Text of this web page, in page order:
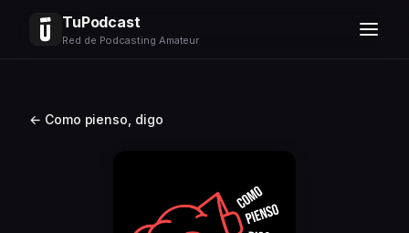
TuPodcast
Red de Podcasting Amateur
← Como pienso, digo